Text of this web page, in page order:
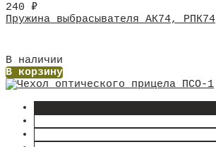
240 ₽
Пружина выбрасывателя АК74, РПК74
В наличии
В корзину